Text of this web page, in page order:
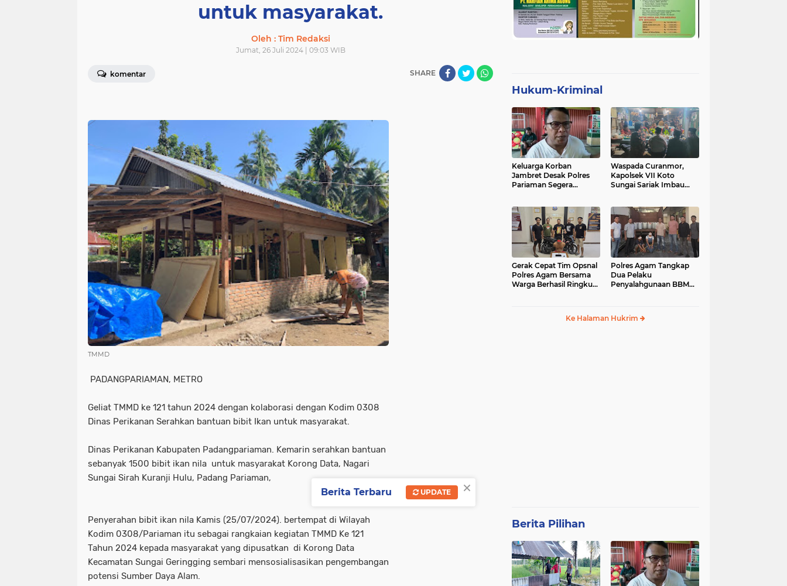
untuk masyarakat.
Oleh : Tim Redaksi
Jumat, 26 Juli 2024 | 09:03 WIB
komentar SHARE
TMMD
PADANGPARIAMAN, METRO
Geliat TMMD ke 121 tahun 2024 dengan kolaborasi dengan Kodim 0308
Dinas Perikanan Serahkan bantuan bibit Ikan untuk masyarakat.
Dinas Perikanan Kabupaten Padangpariaman. Kemarin serahkan bantuan
sebanyak 1500 bibit ikan nila untuk masyarakat Korong Data, Nagari
Sungai Sirah Kuranji Hulu, Padang Pariaman,
Penyerahan bibit ikan nila Kamis (25/07/2024). bertempat di Wilayah
Kodim 0308/Pariaman itu sebagai rangkaian kegiatan TMMD Ke 121
Tahun 2024 kepada masyarakat yang dipusatkan di Korong Data
Kecamatan Sungai Geringging sembari mensosialisasikan pengembangan
potensi Sumber Daya Alam.
Hukum-Kriminal
Keluarga Korban
Jambret Desak Polres
Pariaman Segera
Waspada Curanmor,
Kapolsek VII Koto
Sungai Sariak Imbau
Gerak Cepat Tim Opsnal
Polres Agam Bersama
Warga Berhasil Ringkus
Polres Agam Tangkap
Dua Pelaku
Penyalahgunaan BBM
Ke Halaman Hukrim
Berita Pilihan
×
Berita Terbaru UPDATE